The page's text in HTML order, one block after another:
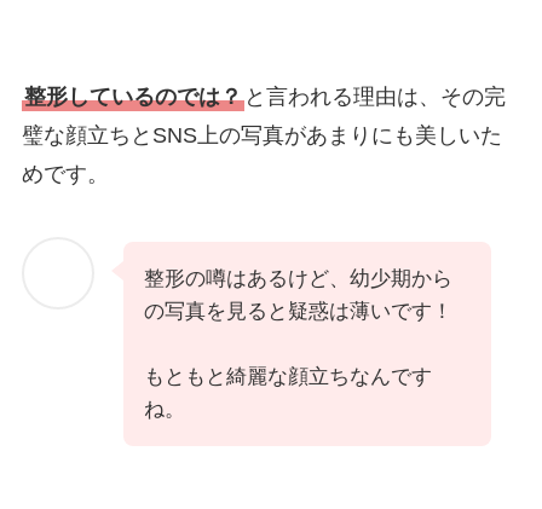
整形しているのでは？と言われる理由は、その完
璧な顔立ちとSNS上の写真があまりにも美しいた
めです。
整形の噂はあるけど、幼少期から
の写真を見ると疑惑は薄いです！
もともと綺麗な顔立ちなんです
ね。